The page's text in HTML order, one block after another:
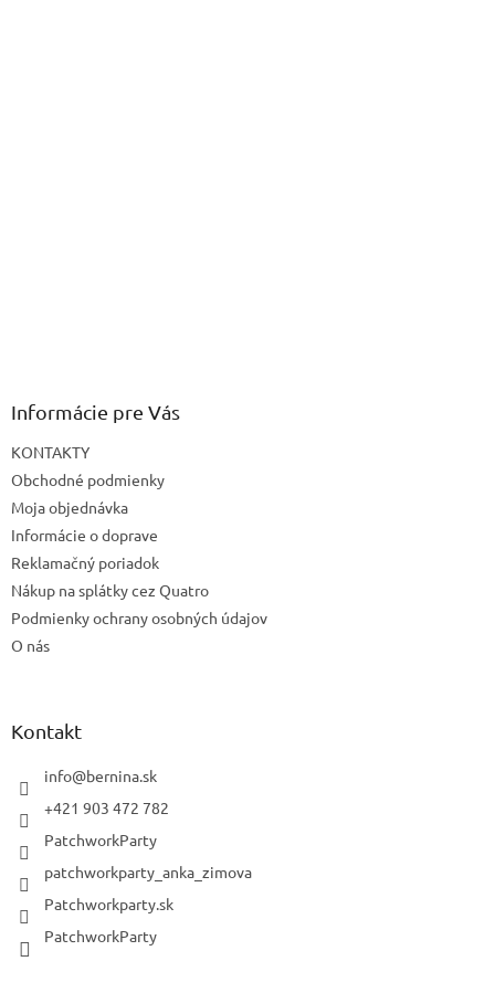
Informácie pre Vás
KONTAKTY
Obchodné podmienky
Moja objednávka
Informácie o doprave
Reklamačný poriadok
Nákup na splátky cez Quatro
Podmienky ochrany osobných údajov
O nás
Kontakt
info@bernina.sk
+421 903 472 782
PatchworkParty
patchworkparty_anka_zimova
Patchworkparty.sk
PatchworkParty